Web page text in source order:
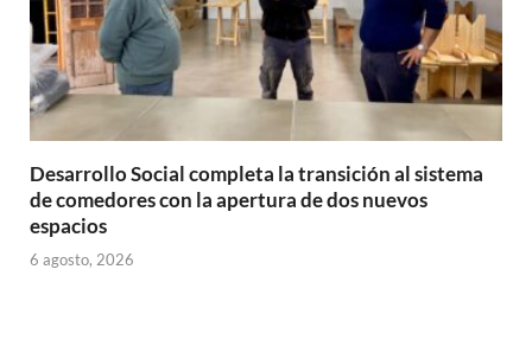
Desarrollo Social completa la transición al sistema
de comedores con la apertura de dos nuevos
espacios
6 agosto, 2026